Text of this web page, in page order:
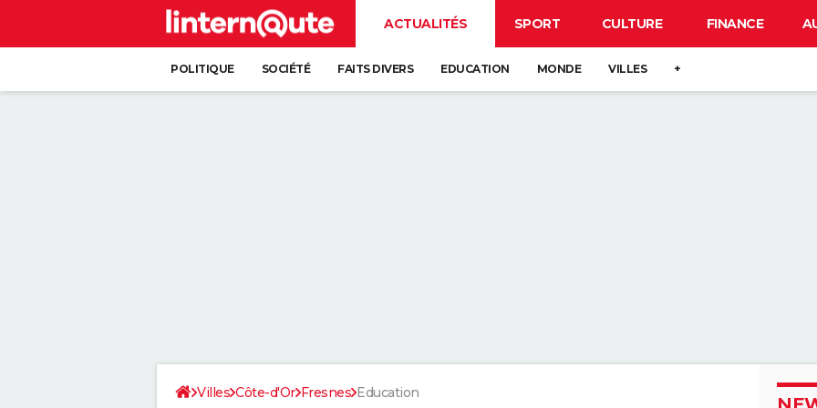
ACTUALITÉS SPORT CULTURE FINANCE
POLITIQUE SOCIÉTÉ FAITS DIVERS EDUCATION MONDE VILLES +
Villes Côte-d'Or Fresnes Education